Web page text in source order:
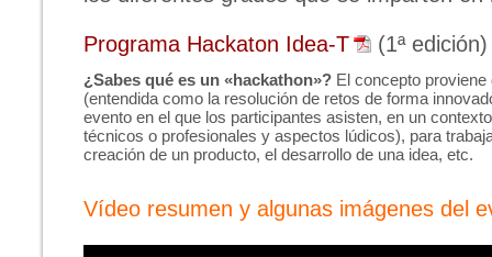
Programa Hackaton Idea-T (1ª edición)
¿Sabes qué es un «hackathon»?El concepto proviene
(entendida como la resolución de retos de forma
evento en el que los participantes asisten, en un
técnicos o profesionales y aspectos lúdicos), para
creación de un producto, el desarrollo de una idea, etc.
Vídeo resumen y algunas imágenes del